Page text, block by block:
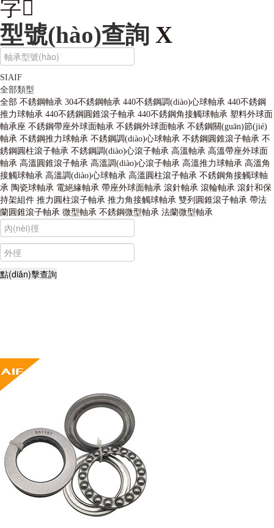
字
型號(hào)查詢 X
SIAIF
全部類型
全部 不銹鋼軸承 304不銹鋼軸承 440不銹鋼調(diào)心球軸承 440不銹鋼
推力球軸承 440不銹鋼圓錐滾子軸承 440不銹鋼角接觸球軸承 塑料外球面
軸承座 不銹鋼帶座外球面軸承 不銹鋼外球面軸承 不銹鋼關(guān)節(jié)
軸承 不銹鋼推力球軸承 不銹鋼調(diào)心球軸承 不銹鋼圓錐滾子軸承 不
銹鋼圓柱滾子軸承 不銹鋼調(diào)心滾子軸承 高溫軸承 高溫帶座外球面
軸承 高溫圓錐滾子軸承 高溫調(diào)心滾子軸承 高溫推力球軸承 高溫角
接觸球軸承 高溫調(diào)心球軸承 高溫圓柱滾子軸承 不銹鋼角接觸球軸
承 陶瓷球軸承 電絕緣軸承 帶座外球面軸承 滾針軸承 滾輪軸承 滾針和保
持架組件 推力圓柱滾子軸承 推力角接觸球軸承 雙列圓錐滾子軸承 帶法
蘭圓錐滾子軸承 微型軸承 不銹鋼微型軸承 法蘭微型軸承